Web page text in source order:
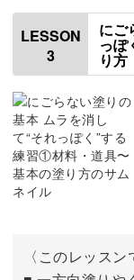
や光の表現にも挑
花や草を添えるこ
風景”になってい
描き終わる頃には
っと感じられる
色鉛筆の紹介
その他の道具
色鉛筆の削り方
紙の紹介
今回の作品に
おわりに
LESSON
3
にご
っぽ
り方
〈このレッスン